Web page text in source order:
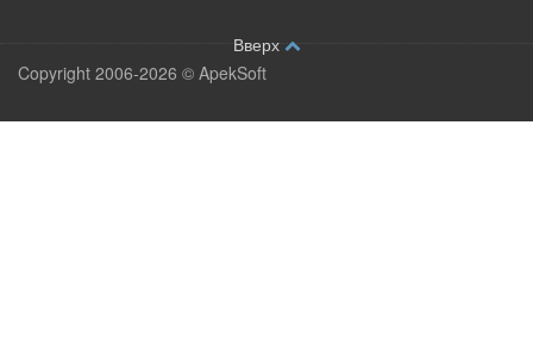
Вверх
Copyright 2006-2026 © ApekSoft